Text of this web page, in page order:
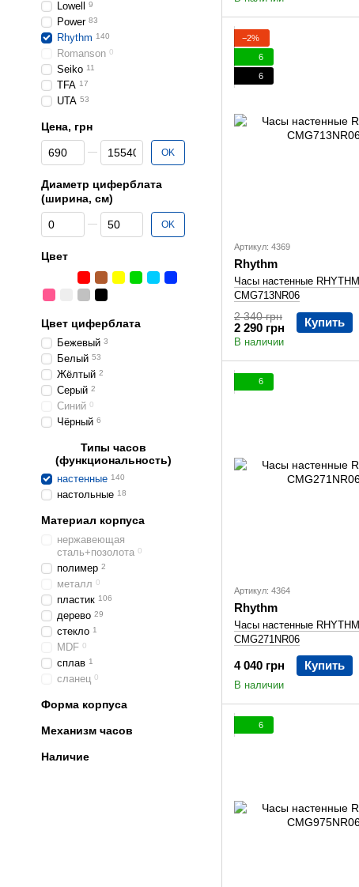
−2%
6
6
Артикул: 4369
Rhythm
Часы настенные RHYTHM
CMG713NR06
2 340 грн
2 290 грн Купить
В наличии
6
Артикул: 4364
Rhythm
Часы настенные RHYTHM
CMG271NR06
4 040 грн Купить
В наличии
6
Lowell 9
Power 83
Rhythm 140
Romanson 0
Seiko 11
TFA 17
UTA 53
Цена, грн
От Цена, грн
До Цена, грн OK
Диаметр циферблата
(ширина, см)
От Диаметр циферблата (ширина, см)
До Диаметр циферблата (ширина, см)
OK
Цвет
Цвет циферблата
Бежевый 3
Белый 53
Жёлтый 2
Серый 2
Синий 0
Чёрный 6
Типы часов
(функциональность)
настенные 140
настольные 18
Материал корпуса
нержавеющая
сталь+позолота 0
полимер 2
металл 0
пластик 106
дерево 29
стекло 1
MDF 0
сплав 1
сланец 0
Форма корпуса
Механизм часов
Наличие